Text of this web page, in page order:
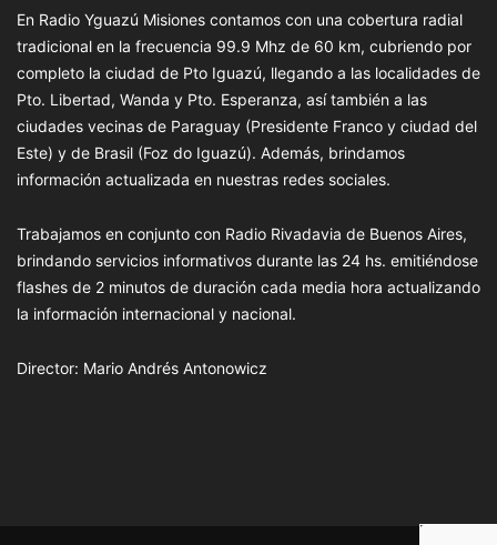
En Radio Yguazú Misiones contamos con una cobertura radial
tradicional en la frecuencia 99.9 Mhz de 60 km, cubriendo por
completo la ciudad de Pto Iguazú, llegando a las localidades de
Pto. Libertad, Wanda y Pto. Esperanza, así también a las
ciudades vecinas de Paraguay (Presidente Franco y ciudad del
Este) y de Brasil (Foz do Iguazú). Además, brindamos
información actualizada en nuestras redes sociales.
Trabajamos en conjunto con Radio Rivadavia de Buenos Aires,
brindando servicios informativos durante las 24 hs. emitiéndose
flashes de 2 minutos de duración cada media hora actualizando
la información internacional y nacional.
Director: Mario Andrés Antonowicz